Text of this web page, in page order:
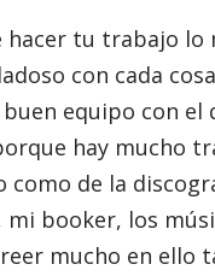
hacer tu trabajo lo
con cada
equipo con el
hay mucho
como de la
mi booker, los
mucho en ello